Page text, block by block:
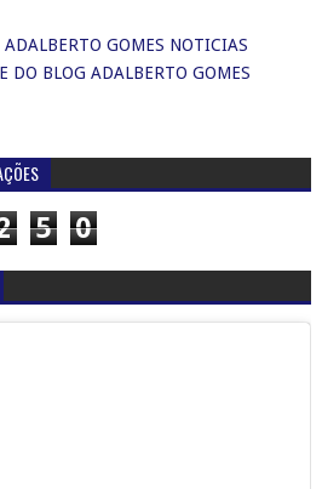
GOMES NOTICIAS
DO BLOG ADALBERTO GOMES
5 0